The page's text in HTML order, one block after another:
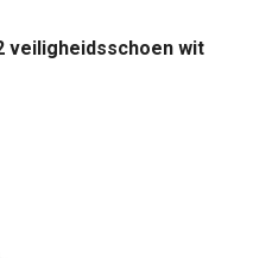
veiligheidsschoen wit